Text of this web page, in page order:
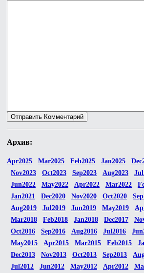
Архив:
Apr2025 Mar2025 Feb2025 Jan2025
Nov2023
Oct2023 Sep2023 Aug2023
Jun2022
May2022 Apr2022 Mar2022
Jan2021
Dec2020 Nov2020 Oct2020
Aug2019
Jul2019 Jun2019 May2019
Mar2018
Feb2018 Jan2018 Dec2017
Oct2016
Sep2016 Aug2016 Jul2016
May2015
Apr2015 Mar2015 Feb2015
Dec2013
Nov2013 Oct2013 Sep2013
Jul2012
Jun2012 May2012 Apr2012